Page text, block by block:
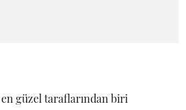
güzel taraflarından biri